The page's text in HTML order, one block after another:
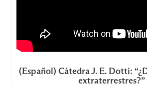
(Español) Cátedra J. E. Dotti:
extraterrestres?”